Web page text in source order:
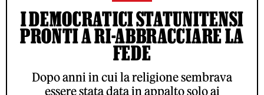
I DEMOCRATICI STATUNITENSI
PRONTI A RI-ABBRACCIARE LA
FEDE
Dopo anni in cui la religione sembrava
essere stata data in appalto solo ai